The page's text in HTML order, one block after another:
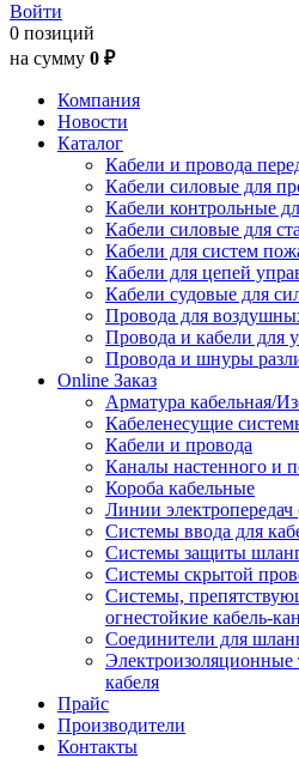
Войти
0 позиций
на сумму 0 ₽
Компания
Новости
Каталог
Кабели и провода
Кабели силовые для
Кабели контрольные
Кабели силовые для
Кабели для систем
Кабели для цепей
Кабели судовые для
Провода для
Провода и кабели для
Провода и шнуры
Online Заказ
Арматура кабельная/
Кабеленесущие
Кабели и провода
Каналы настенного и
Короба кабельные
Линии
Системы ввода для
Системы защиты
Системы скрытой
Системы,
огнестойкие кабель-
Соединители для
кабеля
Прайс
Производители
Контакты